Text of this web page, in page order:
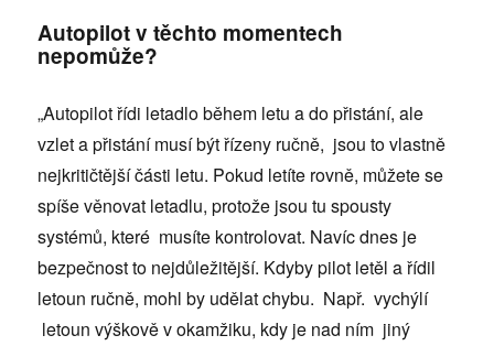
Autopilot v těchto momentech
nepomůže?
„Autopilot řídi letadlo během letu a do přistání, ale
vzlet a přistání musí být řízeny ručně, jsou to vlastně
nejkritičtější části letu. Pokud letíte rovně, můžete se
spíše věnovat letadlu, protože jsou tu spousty
systémů, které musíte kontrolovat. Navíc dnes je
bezpečnost to nejdůležitější. Kdyby pilot letěl a řídil
letoun ručně, mohl by udělat chybu. Např. vychýlí
letoun výškově v okamžiku, kdy je nad ním jiný